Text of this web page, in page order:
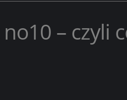
– czyli